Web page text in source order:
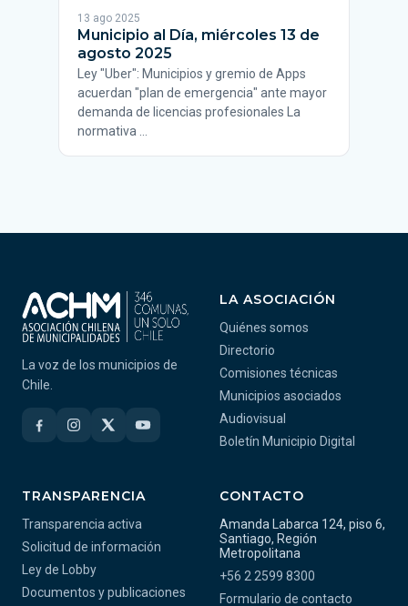
13 ago 2025
Municipio al Día, miércoles 13 de
agosto 2025
Ley "Uber": Municipios y gremio de Apps
acuerdan "plan de emergencia" ante mayor
demanda de licencias profesionales La
normativa …
La voz de los municipios de
Chile.
LA ASOCIACIÓN
Quiénes somos
Directorio
Comisiones técnicas
Municipios asociados
Audiovisual
Boletín Municipio Digital
TRANSPARENCIA
Transparencia activa
Solicitud de información
Ley de Lobby
Documentos y publicaciones
CONTACTO
Amanda Labarca 124, piso 6,
Santiago, Región
Metropolitana
+56 2 2599 8300
Formulario de contacto